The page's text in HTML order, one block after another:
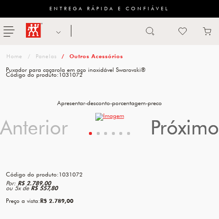
ENTREGA RÁPIDA E CONFIÁVEL
menu ZWILLING
FACAS
TESOURAS
Panelas Outros Acessórios
Código do produto:1031072
Por: R$ 2.789,00
ou5xdeR$ 557,80
Preço a vista:R$ 2.789,00
Puxador para caçarola em aço inoxidável Swarovski®
Código do produto:1031072
Apresentar-desconto-porcentagem-preco
Anterior Próximo
Anterior Próximo